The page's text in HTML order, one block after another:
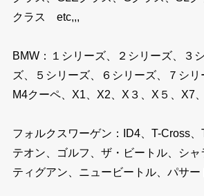
クラス etc,,,
BMW：１シリーズ、２シリーズ、３
ズ、５シリーズ、６シリーズ、７シリ
M4クーペ、X1、X2、X３、X５、X7
フォルクスワーゲン：ID4、T-Cross
テオン、ゴルフ、ザ・ビートル、シャ
ティグアン、ニュービートル、パサ